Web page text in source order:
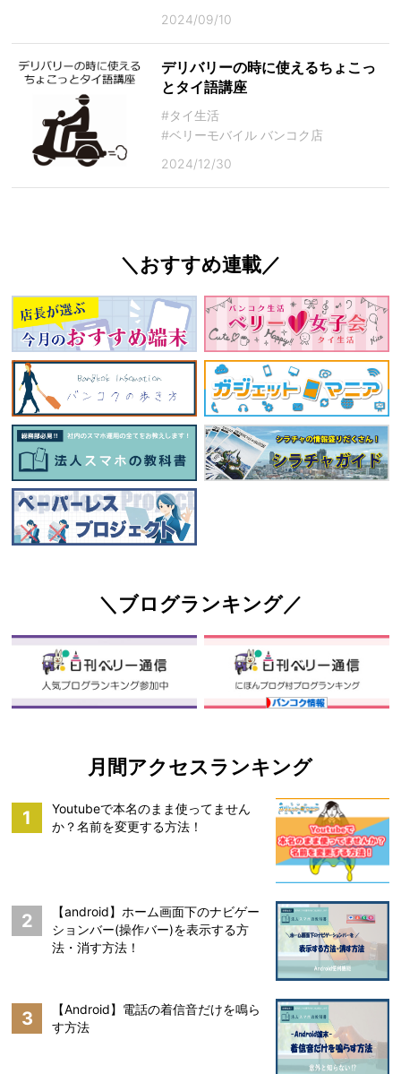
2024/09/10
デリバリーの時に使えるちょこっ
とタイ語講座
#タイ生活
#ベリーモバイル バンコク店
2024/12/30
＼おすすめ連載／
＼ブログランキング／
月間アクセスランキング
1
Youtubeで本名のまま使ってません
か？名前を変更する方法！
2
【android】ホーム画面下のナビゲー
ションバー(操作バー)を表示する方
法・消す方法！
3
【Android】電話の着信音だけを鳴ら
す方法